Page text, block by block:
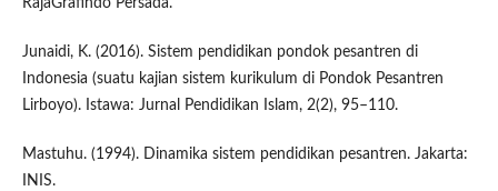
RajaGrafindo Persada.
Junaidi, K. (2016). Sistem pendidikan pondok pesantren di
Indonesia (suatu kajian sistem kurikulum di Pondok Pesantren
Lirboyo). Istawa: Jurnal Pendidikan Islam, 2(2), 95–110.
Mastuhu. (1994). Dinamika sistem pendidikan pesantren. Jakarta:
INIS.